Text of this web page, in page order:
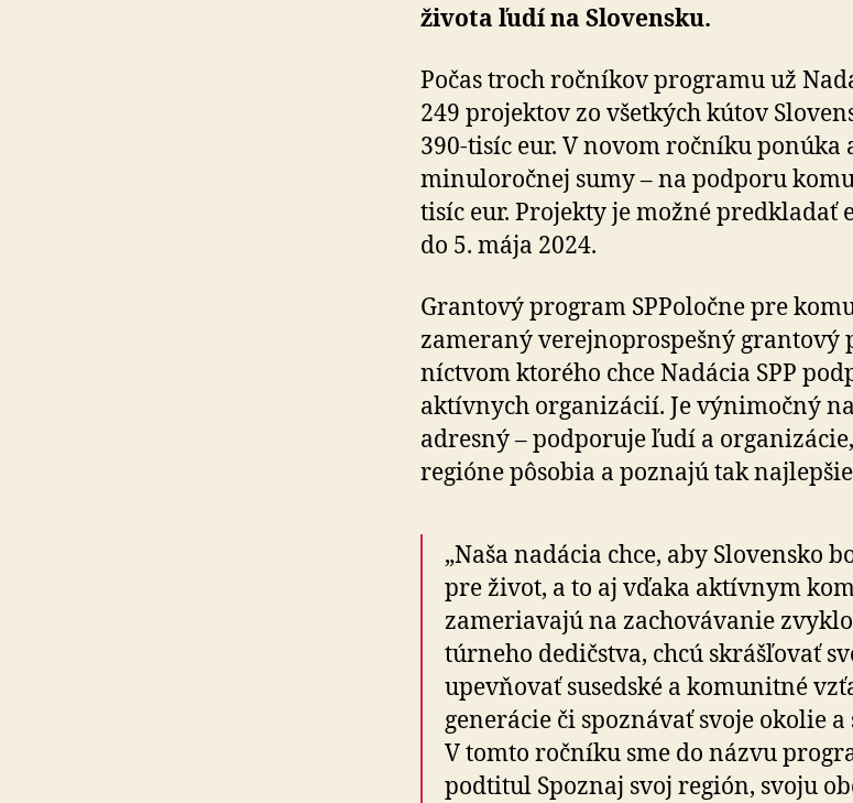
života ľudí na Slo­ven­sku.
Počas troch ročníkov programu už
249 pro­jek­tov zo všet­kých kútov
390-tisíc eur. V novom ročníku ponúka
mi­nu­lo­roč­nej sumy – na pod­poru
tisíc eur. Projekty je možné pred­kla­dať
do 5. mája 2024.
Grantový program SPPoločne pre
za­me­ra­ný ve­rej­no­pros­pešný
níc­tvom ktorého chce Nadácia SPP
aktívnych orga­ni­zá­cií. Je výni­močný
adresný – pod­po­ruje ľudí a
regióne pôsobia a poznajú tak
„Naša nadácia chce, aby Slovensko
pre život, a to aj vďaka aktívnym
za­me­ria­vajú na za­cho­vá­vanie
túr­neho dedičstva, chcú skrášľovať
upevňovať susedské a ko­mu­nitné
generácie či spoznávať svoje okolie
V tomto ročníku sme do názvu
podtitul Spoznaj svoj región, svoju